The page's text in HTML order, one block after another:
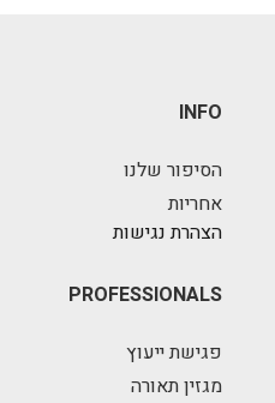
INFO
הסיפור שלנו
אחריות
הצהרת נגישות
PROFESSIONALS
פגישת ייעוץ
מגזין תאורה